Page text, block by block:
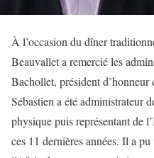
À l’occasion du dîner
Beauvallet a remercié les
Bachollet, président d’honneur
Sébastien a été administrateur
physique puis représentant de
ces 11 dernières années. Il a